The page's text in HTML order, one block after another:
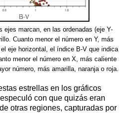
ejes marcan, en las ordenadas (eje Y-
Cuanto menor el número en Y, más
eje horizontal, el índice B-V que indica
menor el número en X, más caliente
número, más amarilla, naranja o roja.
estrellas en los gráficos
con que quizás eran
otras regiones, capturadas por